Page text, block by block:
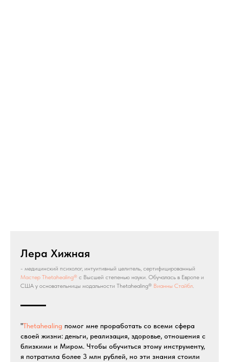
Лера Хижная
- медицинский психолог, интуитивный целитель, сертифицированный
Мастер Thetahealing® с Высшей степенью науки. Обучалась в Европе и
США у основательницы модальности Thetahealing® Вианны Стайбл.
"Thetahealing помог мне проработать со всеми сфера
своей жизни: деньги, реализация, здоровье, отношения с
близкими и Миром. Чтобы обучиться этому инструменту,
я потратила более 3 млн рублей, но эти знания стоили